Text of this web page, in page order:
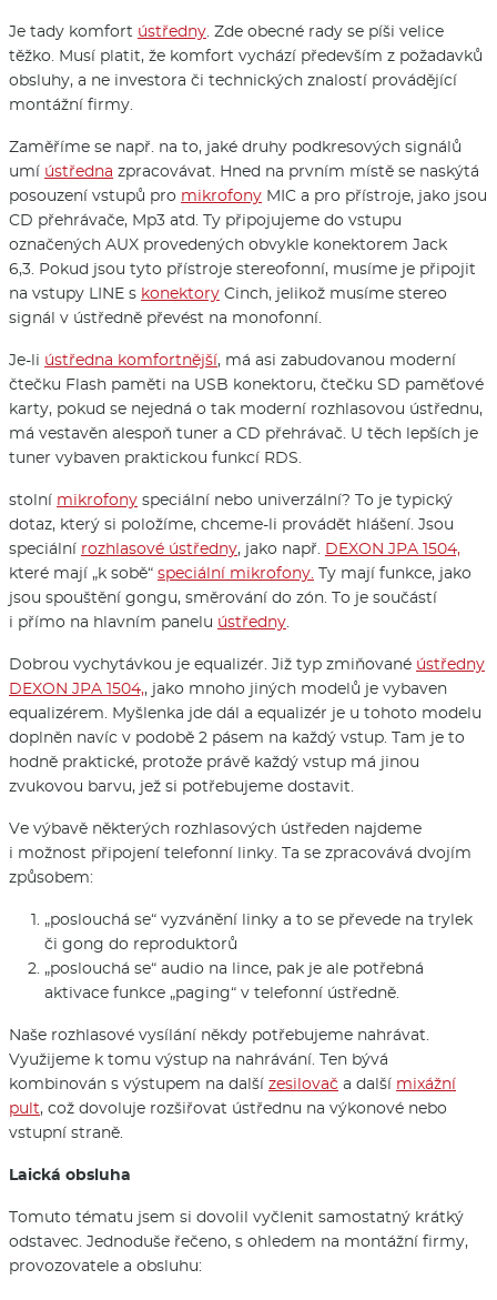
Je tady komfort ústředny. Zde obecné rady se píši velice
těžko. Musí platit, že komfort vychází především z požadavků
obsluhy, a ne investora či technických znalostí provádějící
montážní firmy.
Zaměříme se např. na to, jaké druhy podkresových signálů
umí ústředna zpracovávat. Hned na prvním místě se naskýtá
posouzení vstupů pro mikrofony MIC a pro přístroje, jako jsou
CD přehrávače, Mp3 atd. Ty připojujeme do vstupu
označených AUX provedených obvykle konektorem Jack
6,3. Pokud jsou tyto přístroje stereofonní, musíme je připojit
na vstupy LINE s konektory Cinch, jelikož musíme stereo
signál v ústředně převést na monofonní.
Je-li ústředna komfortnější, má asi zabudovanou moderní
čtečku Flash paměti na USB konektoru, čtečku SD paměťové
karty, pokud se nejedná o tak moderní rozhlasovou ústřednu,
má vestavěn alespoň tuner a CD přehrávač. U těch lepších je
tuner vybaven praktickou funkcí RDS.
stolní mikrofony speciální nebo univerzální? To je typický
dotaz, který si položíme, chceme-li provádět hlášení. Jsou
speciální rozhlasové ústředny, jako např. DEXON JPA 1504,
které mají „k sobě“ speciální mikrofony. Ty mají funkce, jako
jsou spouštění gongu, směrování do zón. To je součástí
i přímo na hlavním panelu ústředny.
Dobrou vychytávkou je equalizér. Již typ zmiňované ústředny
DEXON JPA 1504,, jako mnoho jiných modelů je vybaven
equalizérem. Myšlenka jde dál a equalizér je u tohoto modelu
doplněn navíc v podobě 2 pásem na každý vstup. Tam je to
hodně praktické, protože právě každý vstup má jinou
zvukovou barvu, jež si potřebujeme dostavit.
Ve výbavě některých rozhlasových ústředen najdeme
i možnost připojení telefonní linky. Ta se zpracovává dvojím
způsobem:
„poslouchá se“ vyzvánění linky a to se převede na trylek
či gong do reproduktorů
„poslouchá se“ audio na lince, pak je ale potřebná
aktivace funkce „paging“ v telefonní ústředně.
Naše rozhlasové vysílání někdy potřebujeme nahrávat.
Využijeme k tomu výstup na nahrávání. Ten bývá
kombinován s výstupem na další zesilovač a další mixážní
pult, což dovoluje rozšiřovat ústřednu na výkonové nebo
vstupní straně.
Laická obsluha
Tomuto tématu jsem si dovolil vyčlenit samostatný krátký
odstavec. Jednoduše řečeno, s ohledem na montážní firmy,
provozovatele a obsluhu: